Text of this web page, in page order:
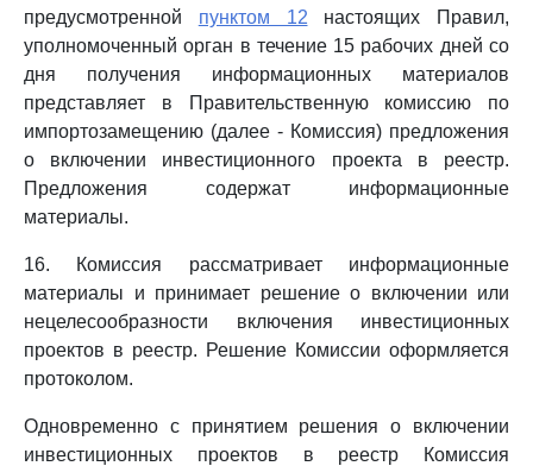
предусмотренной пунктом 12 настоящих Правил,
уполномоченный орган в течение 15 рабочих дней со
дня получения информационных материалов
представляет в Правительственную комиссию по
импортозамещению (далее - Комиссия) предложения
о включении инвестиционного проекта в реестр.
Предложения содержат информационные
материалы.
16. Комиссия рассматривает информационные
материалы и принимает решение о включении или
нецелесообразности включения инвестиционных
проектов в реестр. Решение Комиссии оформляется
протоколом.
Одновременно с принятием решения о включении
инвестиционных проектов в реестр Комиссия